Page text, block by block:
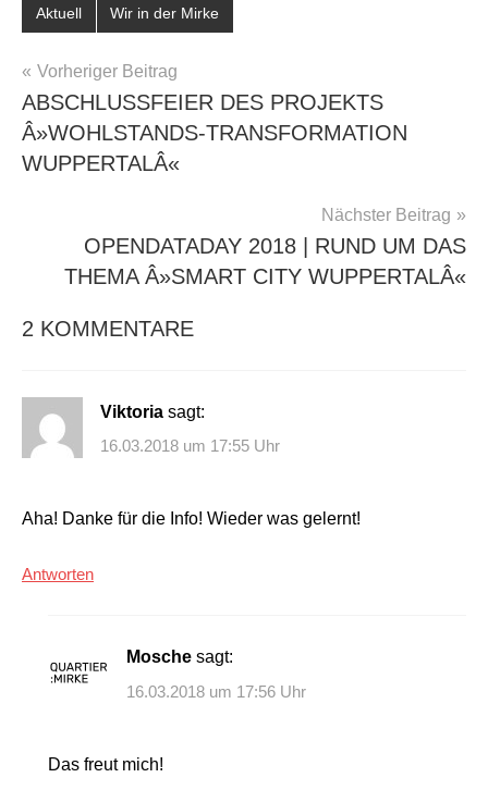
Aktuell Wir in der Mirke
BEITRAGSNAVIGATION
Vorheriger Beitrag
ABSCHLUSSFEIER DES PROJEKTS
Â»WOHLSTANDS-TRANSFORMATION
WUPPERTALÂ«
Nächster Beitrag
OPENDATADAY 2018 | RUND UM DAS
THEMA Â»SMART CITY WUPPERTALÂ«
2 KOMMENTARE
Viktoria sagt:
16.03.2018 um 17:55 Uhr
Aha! Danke für die Info! Wieder was gelernt!
Antworten
Mosche sagt:
16.03.2018 um 17:56 Uhr
Das freut mich!